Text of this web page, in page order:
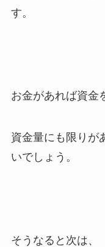
す。
お金があれば資金
資金量にも限りが
いでしょう。
そうなると次は、